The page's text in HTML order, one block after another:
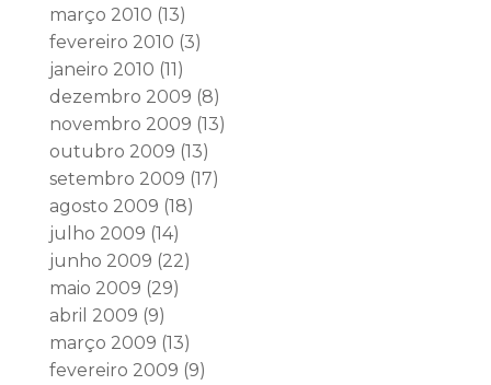
março 2010 (13)
fevereiro 2010 (3)
janeiro 2010 (11)
dezembro 2009 (8)
novembro 2009 (13)
outubro 2009 (13)
setembro 2009 (17)
agosto 2009 (18)
julho 2009 (14)
junho 2009 (22)
maio 2009 (29)
abril 2009 (9)
março 2009 (13)
fevereiro 2009 (9)